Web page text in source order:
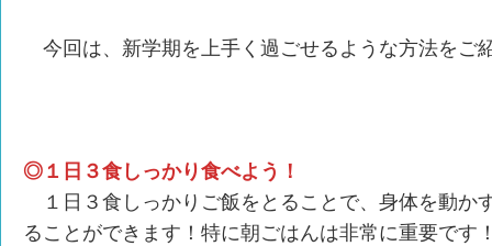
今回は、新学期を上手く過ごせるような方法をご
◎１日３食しっかり食べよう！
１日３食しっかりご飯をとることで、身体を動か
ることができます！特に朝ごはんは非常に重要です